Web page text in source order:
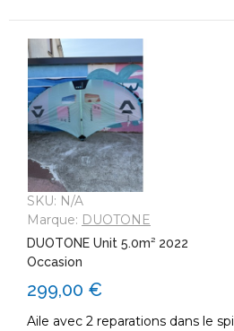
SKU: N/A
Marque: DUOTONE
DUOTONE Unit 5.0m² 2022
Occasion
299,00 €
Aile avec 2 reparations dans le spi